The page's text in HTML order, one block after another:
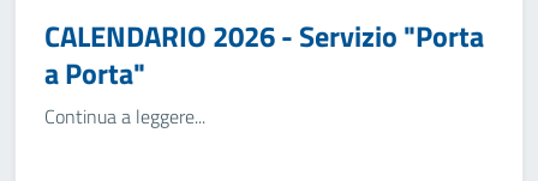
CALENDARIO 2026 - Servizio "Porta
a Porta"
Continua a leggere...